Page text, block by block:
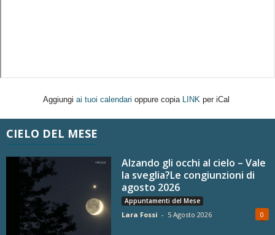
Aggiungi ai tuoi calendari oppure copia LINK per iCal
CIELO DEL MESE
Alzando gli occhi al cielo – Vale
la sveglia?Le congiunzioni di
agosto 2026
Appuntamenti del Mese
Lara Fossi - 5 Agosto 2026 0